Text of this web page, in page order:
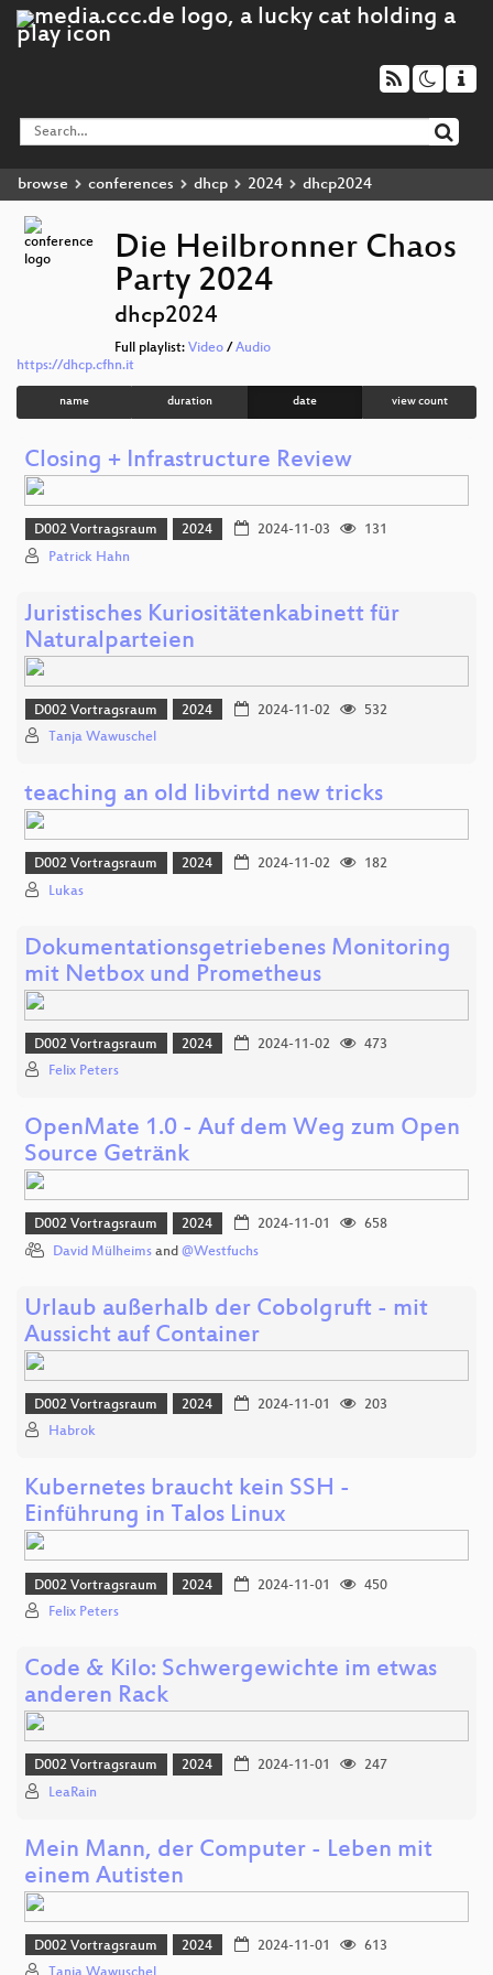
browse conferences dhcp 2024 dhcp2024
Die Heilbronner Chaos
Party 2024
dhcp2024
Full playlist:Video /Audio
https://dhcp.cfhn.it
name duration date view count
Closing + Infrastructure Review
D002 Vortragsraum 2024 2024-11-03
131
Patrick Hahn
Juristisches Kuriositätenkabinett für
Naturalparteien
D002 Vortragsraum 2024 2024-11-02
532
Tanja Wawuschel
teaching an old libvirtd new tricks
D002 Vortragsraum 2024 2024-11-02
182
Lukas
Dokumentationsgetriebenes Monitoring
mit Netbox und Prometheus
D002 Vortragsraum 2024 2024-11-02
473
Felix Peters
OpenMate 1.0 - Auf dem Weg zum Open
Source Getränk
D002 Vortragsraum 2024 2024-11-01
658
David Mülheims and @Westfuchs
Urlaub außerhalb der Cobolgruft - mit
Aussicht auf Container
D002 Vortragsraum 2024 2024-11-01
203
Habrok
Kubernetes braucht kein SSH -
Einführung in Talos Linux
D002 Vortragsraum 2024 2024-11-01
450
Felix Peters
Code & Kilo: Schwergewichte im etwas
anderen Rack
D002 Vortragsraum 2024 2024-11-01
247
LeaRain
Mein Mann, der Computer - Leben mit
einem Autisten
D002 Vortragsraum 2024 2024-11-01
613